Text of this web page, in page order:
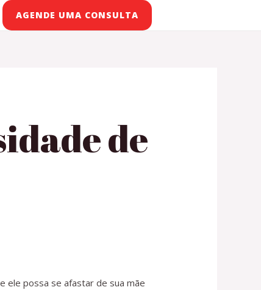
AGENDE UMA CONSULTA
de
ele possa se afastar de sua mãe